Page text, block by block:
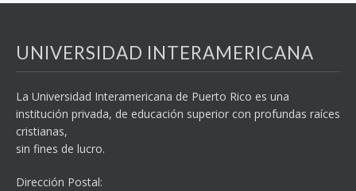
UNIVERSIDAD INTERAMERICANA
La Universidad Interamericana de Puerto Rico es una
institución privada, de educación superior con profundas raíces
cristianas,
sin fines de lucro.
Dirección Postal: